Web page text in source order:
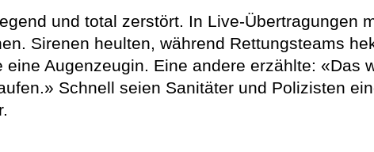
und total zerstört. In Live-Übertragungen
Sirenen heulten, während Rettungsteams
Augenzeugin. Eine andere erzählte: «Das
Schnell seien Sanitäter und Polizisten